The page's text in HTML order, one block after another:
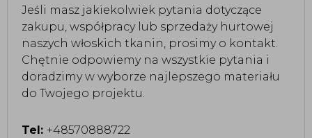
Jeśli masz jakiekolwiek pytania dotyczące
zakupu, współpracy lub sprzedaży hurtowej
naszych włoskich tkanin, prosimy o kontakt.
Chętnie odpowiemy na wszystkie pytania i
doradzimy w wyborze najlepszego materiału
do Twojego projektu.
Tel: +48570888722